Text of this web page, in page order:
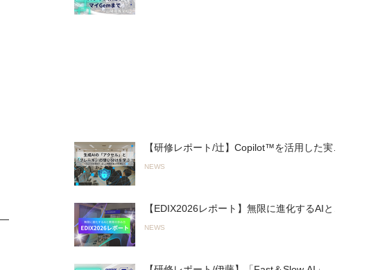
【研修レポート/辻】Copilot™︎を活用した実践
NEWS
【EDIX2026レポート】無限に進化するAIとの
NEWS